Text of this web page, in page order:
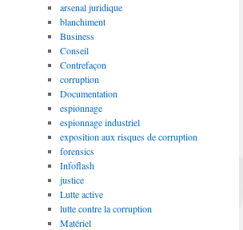
arsenal juridique
blanchiment
Business
Conseil
Contrefaçon
corruption
Documentation
espionnage
espionnage industriel
exposition aux risques de corruption
forensics
Infoflash
justice
Lutte active
lutte contre la corruption
Matériel